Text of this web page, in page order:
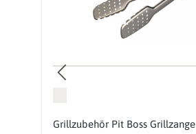
Grillzubehör Pit Boss Grillzange